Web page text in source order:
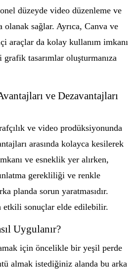
düzeyde video düzenleme ve
olanak sağlar. Ayrıca, Canva ve
araçlar da kolay kullanım imkanı
grafik tasarımlar oluşturmanıza
ve Dezavantajları
ve video prodüksiyonunda
arasında kolayca kesilerek
ve esneklik yer alırken,
gerekliliği ve renkle
planda sorun yaratmasıdır.
etkili sonuçlar elde edilebilir.
Uygulanır?
için öncelikle bir yeşil perde
almak istediğiniz alanda bu arka